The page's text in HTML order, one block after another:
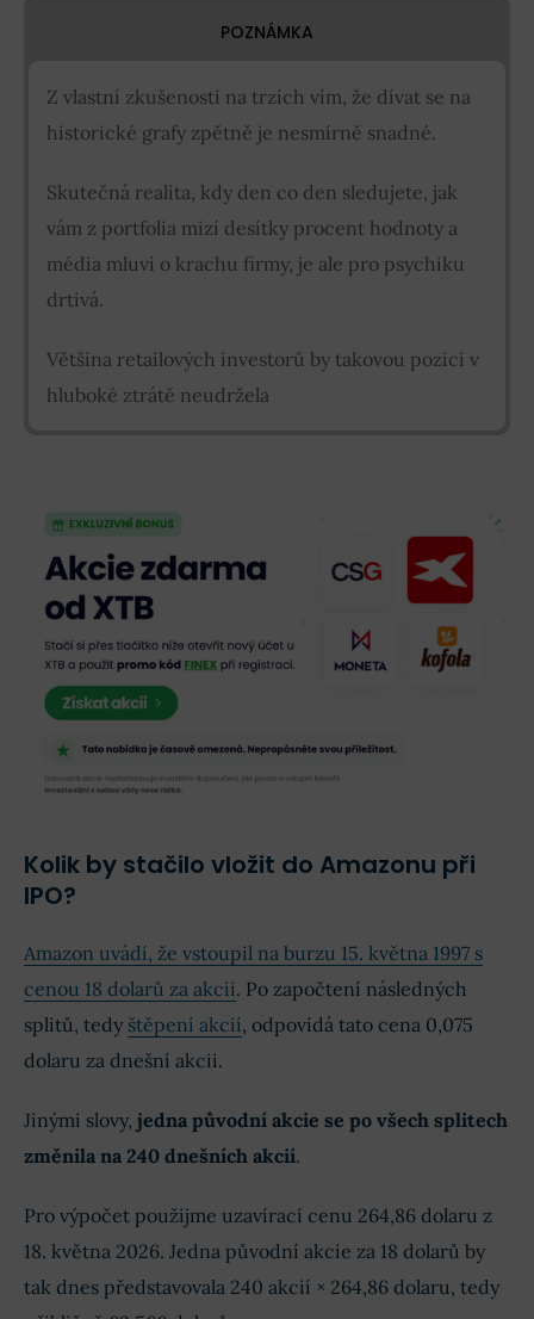
POZNÁMKA
Z vlastní zkušenosti na trzích vím, že dívat se na
historické grafy zpětně je nesmírně snadné.
Skutečná realita, kdy den co den sledujete, jak
vám z portfolia mizí desítky procent hodnoty a
média mluví o krachu firmy, je ale pro psychiku
drtivá.
Většina retailových investorů by takovou pozici v
hluboké ztrátě neudržela
Kolik by stačilo vložit do Amazonu při
IPO?
Amazon uvádí, že vstoupil na burzu 15. května 1997 s
cenou 18 dolarů za akcii. Po započtení následných
splitů, tedy štěpení akcií, odpovídá tato cena 0,075
dolaru za dnešní akcii.
Jinými slovy, jedna původní akcie se po všech splitech
změnila na 240 dnešních akcií.
Pro výpočet použijme uzavírací cenu 264,86 dolaru z
18. května 2026. Jedna původní akcie za 18 dolarů by
tak dnes představovala 240 akcií × 264,86 dolaru, tedy